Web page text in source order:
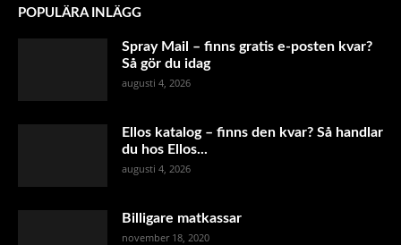
POPULÄRA INLÄGG
Spray Mail – finns gratis e-posten kvar?
Så gör du idag
augusti 4, 2026
Ellos katalog – finns den kvar? Så handlar
du hos Ellos...
augusti 4, 2026
Billigare matkassar
november 18, 2020